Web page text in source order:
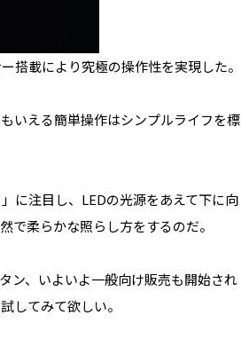
搭載により究極の操作性を実現した。
いえる簡単操作はシンプルライフを標
に注目し、LEDの光源をあえて下に向
で柔らかな照らし方をするのだ。
ン、いよいよ一般向け販売も開始され
してみて欲しい。